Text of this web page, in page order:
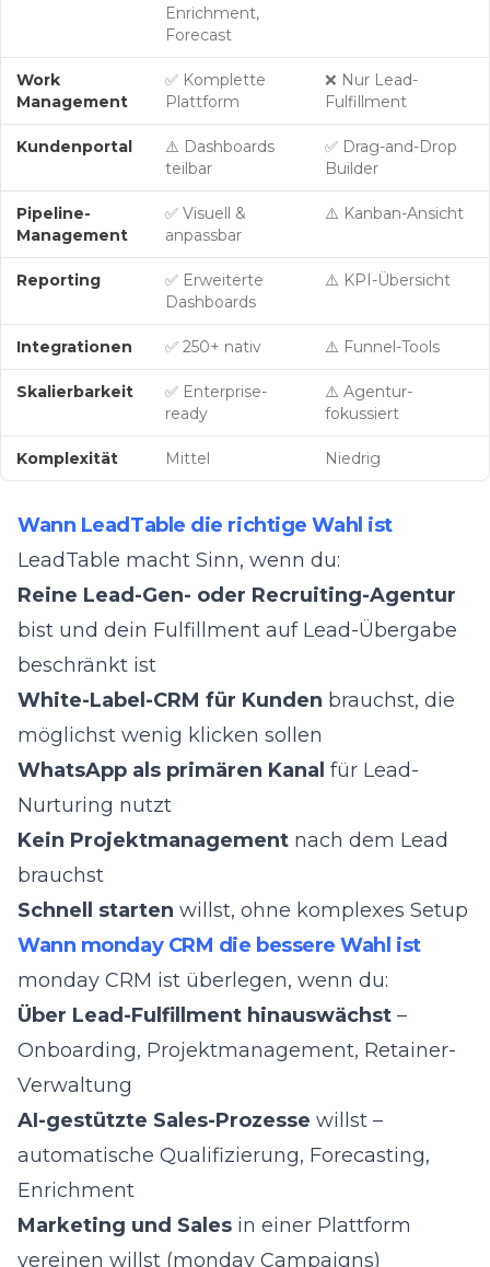
Enrichment,
Forecast
Work
Management
✅ Komplette
Plattform
❌ Nur Lead-
Fulfillment
Kundenportal
⚠️ Dashboards
teilbar
✅ Drag-and-Drop
Builder
Pipeline-
Management
✅ Visuell &
anpassbar
⚠️ Kanban-Ansicht
Reporting
✅ Erweiterte
Dashboards
⚠️ KPI-Übersicht
Integrationen ✅ 250+ nativ ⚠️ Funnel-Tools
Skalierbarkeit
✅ Enterprise-
ready
⚠️ Agentur-
fokussiert
Komplexität Mittel Niedrig
Wann LeadTable die richtige Wahl ist
LeadTable macht Sinn, wenn du:
Reine Lead-Gen- oder Recruiting-Agentur
bist und dein Fulfillment auf Lead-Übergabe
beschränkt ist
White-Label-CRM für Kunden brauchst, die
möglichst wenig klicken sollen
WhatsApp als primären Kanal für Lead-
Nurturing nutzt
Kein Projektmanagement nach dem Lead
brauchst
Schnell starten willst, ohne komplexes Setup
Wann monday CRM die bessere Wahl ist
monday CRM ist überlegen, wenn du:
Über Lead-Fulfillment hinauswächst –
Onboarding, Projektmanagement, Retainer-
Verwaltung
AI-gestützte Sales-Prozesse willst –
automatische Qualifizierung, Forecasting,
Enrichment
Marketing und Sales in einer Plattform
vereinen willst (monday Campaigns)